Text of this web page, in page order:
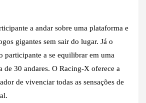
a andar sobre uma plataforma e
gigantes sem sair do lugar. Já o
participante a se equilibrar em uma
de 30 andares. O Racing-X oferece a
de vivenciar todas as sensações de